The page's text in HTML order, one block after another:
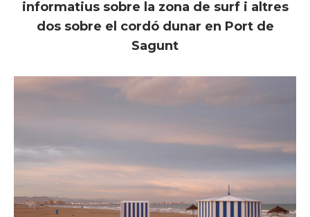
informatius sobre la zona de surf i altres
dos sobre el cordó dunar en Port de
Sagunt